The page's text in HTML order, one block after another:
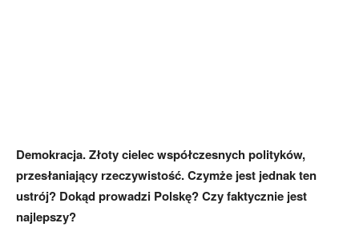
Demokracja. Złoty cielec współczesnych polityków,
przesłaniający rzeczywistość. Czymże jest jednak ten
ustrój? Dokąd prowadzi Polskę? Czy faktycznie jest
najlepszy?